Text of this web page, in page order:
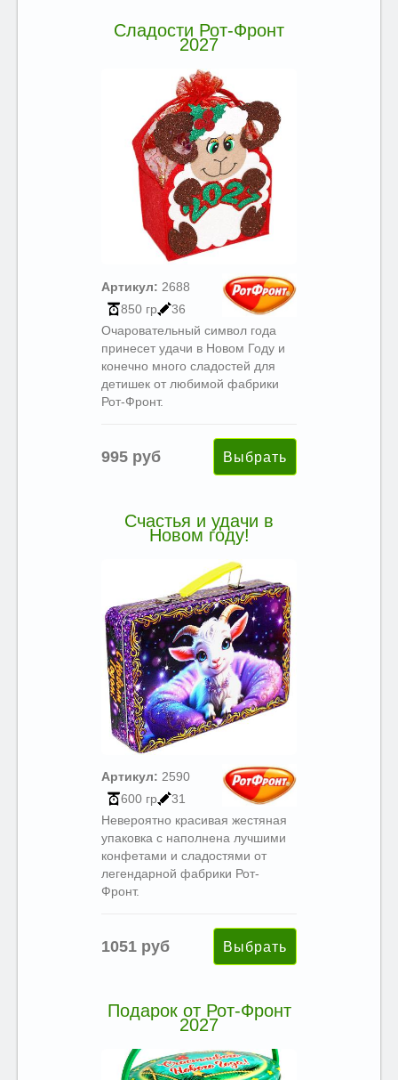
Сладости Рот-Фронт
2027
Артикул: 2688
850 гр
36
Очаровательный символ года
принесет удачи в Новом Году и
конечно много сладостей для
детишек от любимой фабрики
Рот-Фронт.
995 руб
Счастья и удачи в
Новом году!
Артикул: 2590
600 гр
31
Невероятно красивая жестяная
упаковка с наполнена лучшими
конфетами и сладостями от
легендарной фабрики Рот-
Фронт.
1051 руб
Подарок от Рот-Фронт
2027